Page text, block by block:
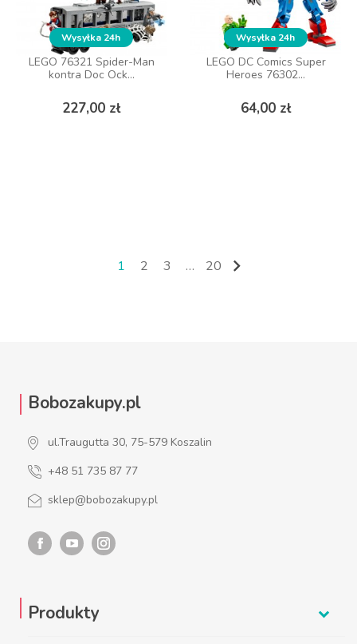
Wysyłka 24h
LEGO 76321 Spider-Man
kontra Doc Ock...
227,00 zł
Cena
Wysyłka 24h
LEGO 76321 Spider-Man
kontra Doc Ock...
227,00 zł
Cena
Wysyłka 24h
LEGO DC Comics Super
Heroes 76302...
64,00 zł
Cena
Wysyłka 24h
LEGO DC Comics Super
Heroes 76302...
64,00 zł
Cena
1 2 3 … 20 Następny

Bobozakupy.pl
ul.Traugutta 30, 75-579 Koszalin
+48 51 735 87 77
sklep@bobozakupy.pl
Produkty